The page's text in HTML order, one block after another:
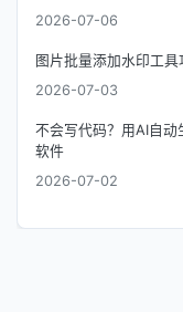
2026-07-06
图片批量添加水印工
2026-07-03
不会写代码？用AI自动
软件
2026-07-02